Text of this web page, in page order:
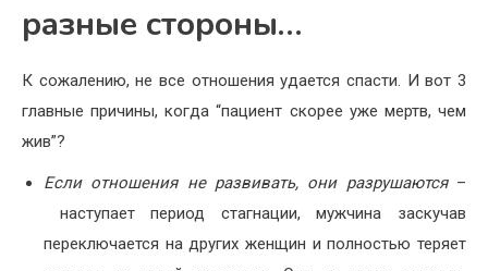
разные стороны…
К сожалению, не все отношения удается спасти. И вот 3
главные причины, когда “пациент скорее уже мертв, чем
жив”?
Если отношения не развивать, они разрушаются–
наступает период стагнации, мужчина заскучав
переключается на других женщин и полностью теряет